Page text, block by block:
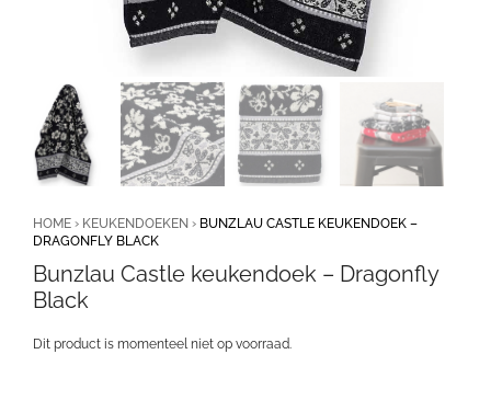
HOME › KEUKENDOEKEN › BUNZLAU CASTLE KEUKENDOEK –
DRAGONFLY BLACK
Bunzlau Castle keukendoek – Dragonfly
Black
Dit product is momenteel niet op voorraad.